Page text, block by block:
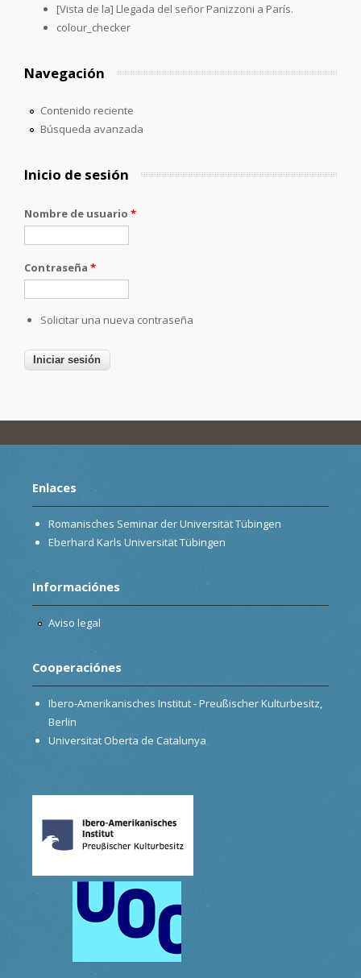
[Vista de la] Llegada del señor Panizzoni a París.
colour_checker
Navegación
Contenido reciente
Búsqueda avanzada
Inicio de sesión
Nombre de usuario *
Contraseña *
Solicitar una nueva contraseña
Enlaces
Romanisches Seminar der Universität Tübingen
Eberhard Karls Universität Tübingen
Informaciónes
Aviso legal
Cooperaciónes
Ibero-Amerikanisches Institut - Preußischer Kulturbesitz,
Berlin
Universitat Oberta de Catalunya